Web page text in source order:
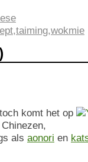
,taiming,wokmie
komt het op
als aonori en